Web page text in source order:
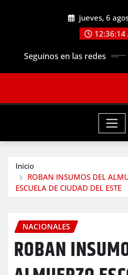
jueves, 6
12:36:16
Seguinos en las redes
Inicio
ROBAN INSUMOS DEL
ESCUELA DE CIUDAD DEL ESTE
NACIONALES
ROBAN